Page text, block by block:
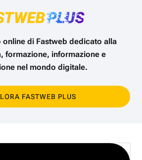
online di Fastweb dedicato alla
formazione, informazione e
nel mondo digitale.
FASTWEB PLUS